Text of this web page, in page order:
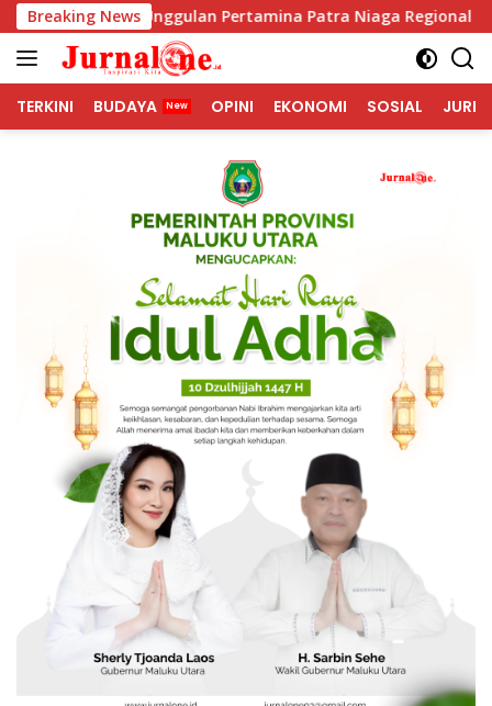
Langsung
ke
konten
Breaking News
Pertamina Patra Niaga Regional Papua Maluku
TERKINI BUDAYA OPINI EKONOMI SOSIAL